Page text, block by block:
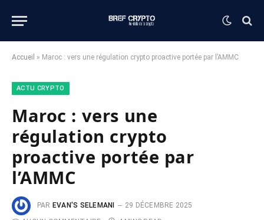
Accueil » Maroc : vers une régulation crypto proactive portée par l’AMMC
ACTU CRYPTO
Maroc : vers une
régulation crypto
proactive portée par
l’AMMC
PAR EVAN'S SELEMANI
29 DÉCEMBRE 2025